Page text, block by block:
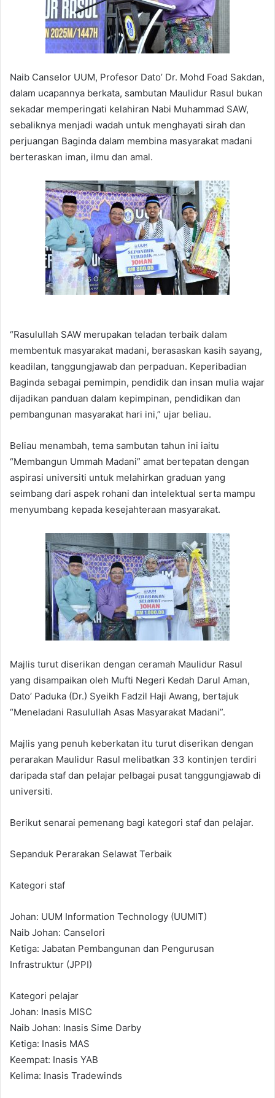
Naib Canselor UUM, Profesor Dato’ Dr. Mohd Foad Sakdan,
dalam ucapannya berkata, sambutan Maulidur Rasul bukan
sekadar memperingati kelahiran Nabi Muhammad SAW,
sebaliknya menjadi wadah untuk menghayati sirah dan
perjuangan Baginda dalam membina masyarakat madani
berteraskan iman, ilmu dan amal.
“Rasulullah SAW merupakan teladan terbaik dalam
membentuk masyarakat madani, berasaskan kasih sayang,
keadilan, tanggungjawab dan perpaduan. Keperibadian
Baginda sebagai pemimpin, pendidik dan insan mulia wajar
dijadikan panduan dalam kepimpinan, pendidikan dan
pembangunan masyarakat hari ini,” ujar beliau.
Beliau menambah, tema sambutan tahun ini iaitu
“Membangun Ummah Madani” amat bertepatan dengan
aspirasi universiti untuk melahirkan graduan yang
seimbang dari aspek rohani dan intelektual serta mampu
menyumbang kepada kesejahteraan masyarakat.
Majlis turut diserikan dengan ceramah Maulidur Rasul
yang disampaikan oleh Mufti Negeri Kedah Darul Aman,
Dato’ Paduka (Dr.) Syeikh Fadzil Haji Awang, bertajuk
“Meneladani Rasulullah Asas Masyarakat Madani”.
Majlis yang penuh keberkatan itu turut diserikan dengan
perarakan Maulidur Rasul melibatkan 33 kontinjen terdiri
daripada staf dan pelajar pelbagai pusat tanggungjawab di
universiti.
Berikut senarai pemenang bagi kategori staf dan pelajar.
Sepanduk Perarakan Selawat Terbaik
Kategori staf
Johan: UUM Information Technology (UUMIT)
Naib Johan: Canselori
Ketiga: Jabatan Pembangunan dan Pengurusan
Infrastruktur (JPPI)
Kategori pelajar
Johan: Inasis MISC
Naib Johan: Inasis Sime Darby
Ketiga: Inasis MAS
Keempat: Inasis YAB
Kelima: Inasis Tradewinds